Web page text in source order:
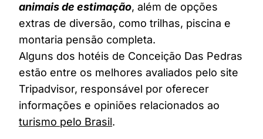
animais de estimação, além de opções
extras de diversão, como trilhas, piscina e
montaria pensão completa.
Alguns dos hotéis de Conceição Das Pedras
estão entre os melhores avaliados pelo site
Tripadvisor, responsável por oferecer
informações e opiniões relacionados ao
turismo pelo Brasil.